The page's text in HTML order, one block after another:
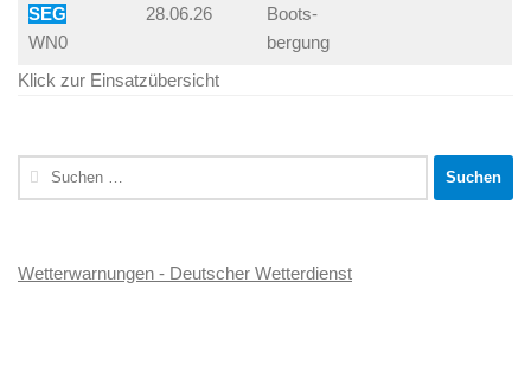
SEG
WN0
28.06.26
Boots-
bergung
Klick zur Einsatzübersicht
Suchen
nach:
Wetterwarnungen - Deutscher Wetterdienst